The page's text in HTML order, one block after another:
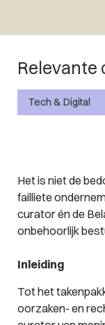
Relevante
Tech & Digital
Het is niet de
failliete
curator én de
onbehoorlijk
Inleiding
Tot het
oorzaken- en